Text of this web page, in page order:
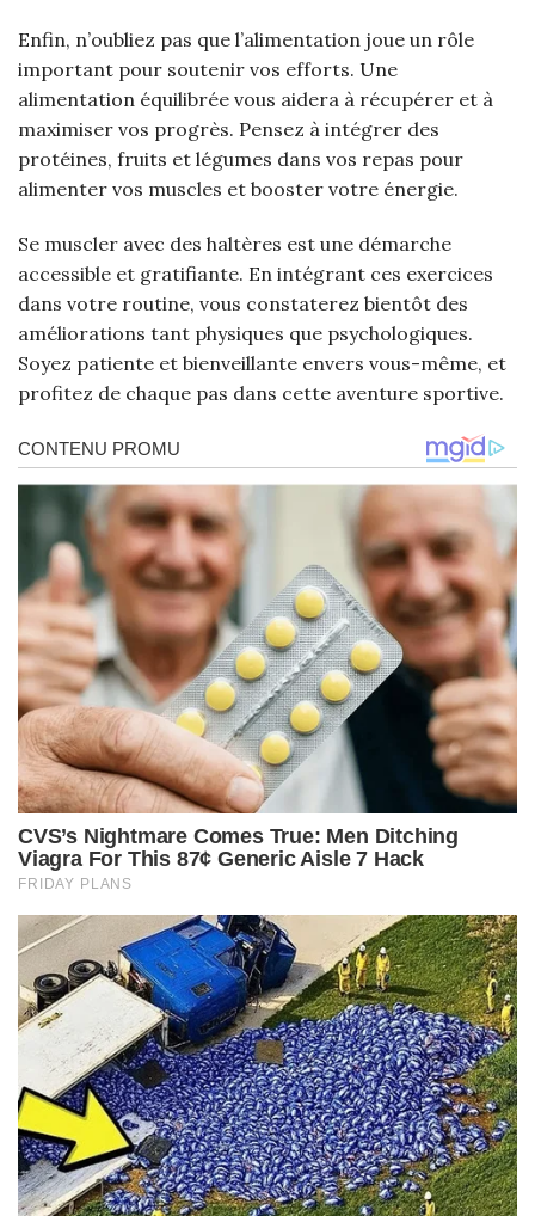
Enfin, n’oubliez pas que l’alimentation joue un rôle
important pour soutenir vos efforts. Une
alimentation équilibrée vous aidera à récupérer et à
maximiser vos progrès. Pensez à intégrer des
protéines, fruits et légumes dans vos repas pour
alimenter vos muscles et booster votre énergie.
Se muscler avec des haltères est une démarche
accessible et gratifiante. En intégrant ces exercices
dans votre routine, vous constaterez bientôt des
améliorations tant physiques que psychologiques.
Soyez patiente et bienveillante envers vous-même, et
profitez de chaque pas dans cette aventure sportive.